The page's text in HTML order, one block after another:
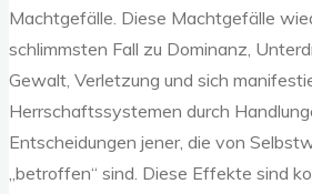
Machtgefälle. Diese Machtgefälle
schlimmsten Fall zu Dominanz,
Gewalt, Verletzung und sich
Herrschaftssystemen durch
Entscheidungen jener, die von
„betroffen“ sind. Diese Effekte sind